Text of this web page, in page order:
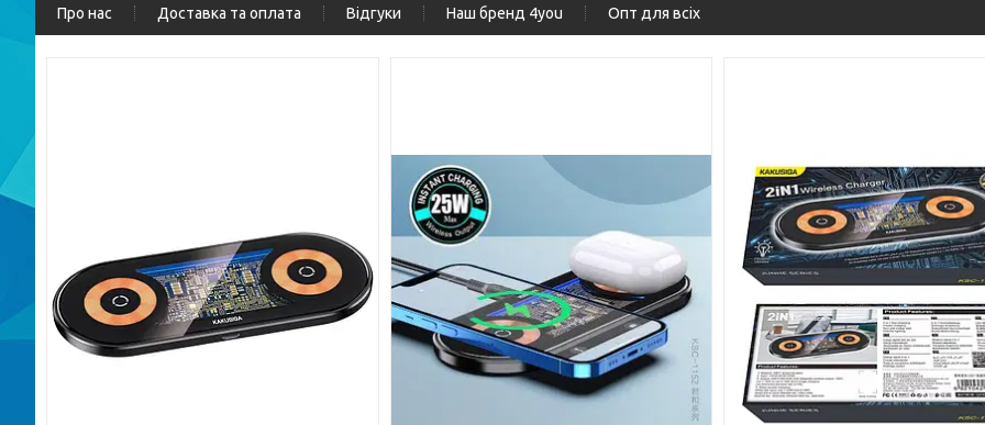
Про нас Доставка та оплата Відгуки Наш бренд 4you Опт для всіх